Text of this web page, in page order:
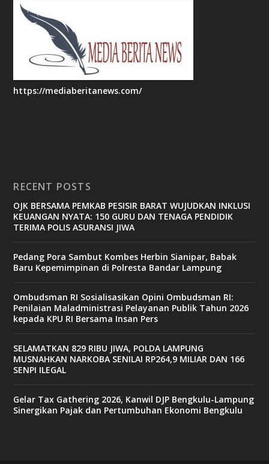
https://mediaberitanews.com/
RECENT POSTS
OJK BERSAMA PEMKAB PESISIR BARAT WUJUDKAN INKLUSI
KEUANGAN NYATA: 150 GURU DAN TENAGA PENDIDIK
TERIMA POLIS ASURANSI JIWA
Pedang Pora Sambut Kombes Herbin Sianipar, Babak
Baru Kepemimpinan di Polresta Bandar Lampung
Ombudsman RI Sosialisasikan Opini Ombudsman RI:
Penilaian Maladministrasi Pelayanan Publik Tahun 2026
kepada KPU RI Bersama Insan Pers
SELAMATKAN 829 RIBU JIWA, POLDA LAMPUNG
MUSNAHKAN NARKOBA SENILAI RP264,9 MILIAR DAN 166
SENPI ILEGAL
Gelar Tax Gathering 2026, Kanwil DJP Bengkulu-Lampung
Sinergikan Pajak dan Pertumbuhan Ekonomi Bengkulu